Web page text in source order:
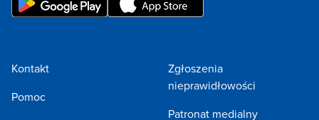
Kontakt
Pomoc
Zgłoszenia
nieprawidłowości
Patronat medialny